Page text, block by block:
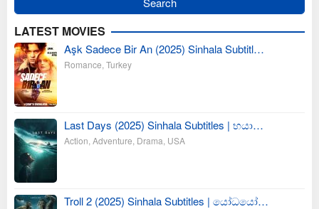
LATEST MOVIES
Aşk Sadece Bir An (2025) Sinhala Subtitl…
Romance Turkey
Last Days (2025) Sinhala Subtitles | භයා…
Action Adventure Drama USA
Troll 2 (2025) Sinhala Subtitles | යෝධයෝ…